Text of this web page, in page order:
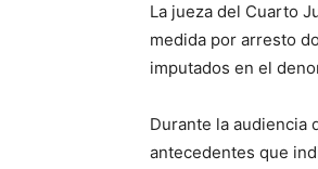
La jueza del Cuarto
medida por arresto
imputados en el
Durante la audiencia
antecedentes que